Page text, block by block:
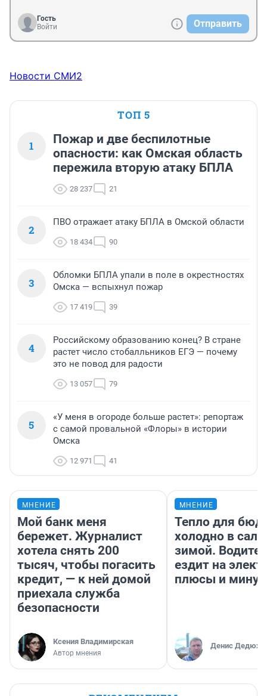
Гость
Войти
Отправить
Новости СМИ2
ТОП 5
1
Пожар и две беспилотные
опасности: как Омская область
пережила вторую атаку БПЛА
28 237 21
2
ПВО отражает атаку БПЛА в Омской области
18 434 90
3
Обломки БПЛА упали в поле в окрестностях
Омска — вспыхнул пожар
17 419 39
4
Российскому образованию конец? В стране
растет число стобалльников ЕГЭ — почему
это не повод для радости
13 057 79
5
«У меня в огороде больше растет»: репортаж
с самой провальной «Флоры» в истории
Омска
12 971 41
МНЕНИЕ
Мой банк меня
бережет. Журналист
хотела снять 200
тысяч, чтобы погасить
кредит, — к ней домой
приехала служба
безопасности
Ксения Владимирская
Автор мнения
МНЕНИЕ
Тепло для
холодно в
зимой.
ездит на
плюсы и
Денис